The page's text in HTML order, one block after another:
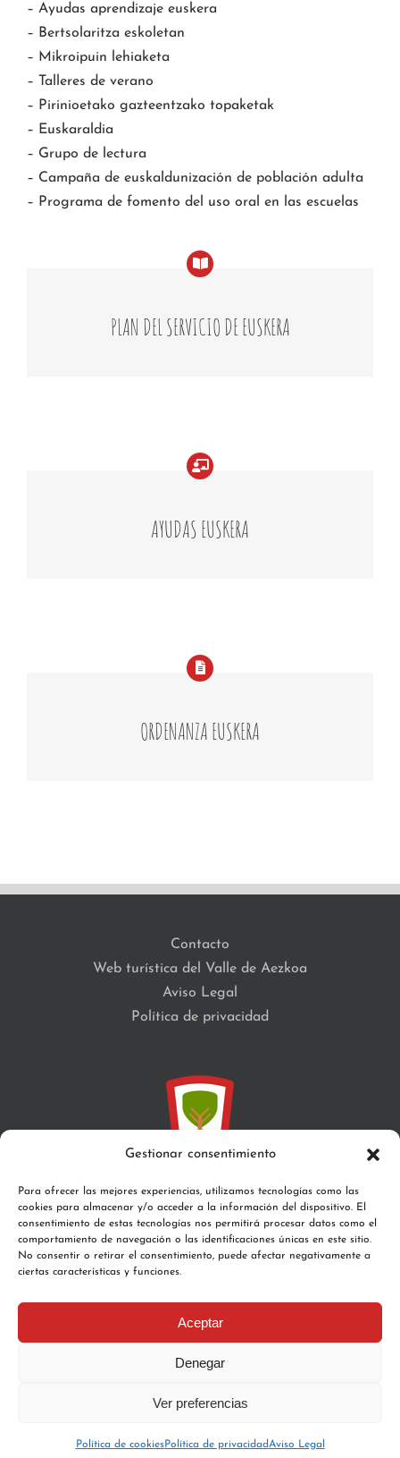
Gestionar consentimiento
Para ofrecer las mejores experiencias, utilizamos tecnologías como las
cookies para almacenar y/o acceder a la información del dispositivo. El
consentimiento de estas tecnologías nos permitirá procesar datos como el
comportamiento de navegación o las identificaciones únicas en este sitio.
No consentir o retirar el consentimiento, puede afectar negativamente a
ciertas características y funciones.
Aceptar
Denegar
Ver preferencias
Política de cookiesPolítica de privacidadAviso Legal
– Ayudas aprendizaje euskera
– Bertsolaritza eskoletan
– Mikroipuin lehiaketa
– Talleres de verano
– Pirinioetako gazteentzako topaketak
– Euskaraldia
– Grupo de lectura
– Campaña de euskaldunización de población adulta
– Programa de fomento del uso oral en las escuelas
PLAN DEL SERVICIO DE EUSKERA
AYUDAS EUSKERA
ORDENANZA EUSKERA
Contacto
Web turística del Valle de Aezkoa
Aviso Legal
Política de privacidad
C/Santa María, s/n 31671 Aribe
Teléfono:948 76 43 75
Email:valledeaezkoa@gmail.com
Política de Privacidad| Diseño Web
Email